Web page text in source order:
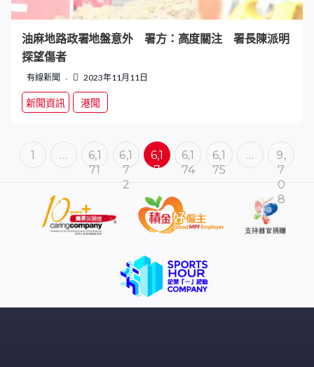
油麻地路政署地盤意外 署方：高度關注 署長陳派明
探望傷者
有線新聞 2023年11月11日
新聞資訊 港聞
1 …
6,1
71
6,1
7
2
6,1
7
6,1
74
6,1
75
…
9,
7
0
8